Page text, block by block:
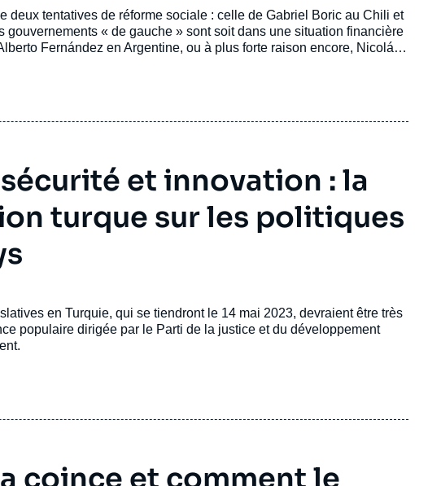
deux tentatives de réforme sociale : celle de Gabriel Boric au Chili et
« de gauche » sont soit dans une situation financière
Fernández en Argentine, ou à plus forte raison encore, Nicolás
toute volonté réelle de transformation sociale au-delà du
et innovation : la
turque sur les politiques
en Turquie, qui se tiendront le 14 mai 2023, devraient être très
populaire dirigée par le Parti de la justice et du développement
coince et comment le